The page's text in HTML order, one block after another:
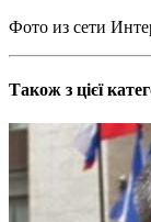
Фото из сети
Також з цієї